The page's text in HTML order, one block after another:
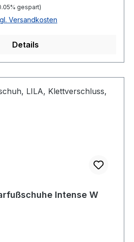
gespart)
Versandkosten
Details
Intense W